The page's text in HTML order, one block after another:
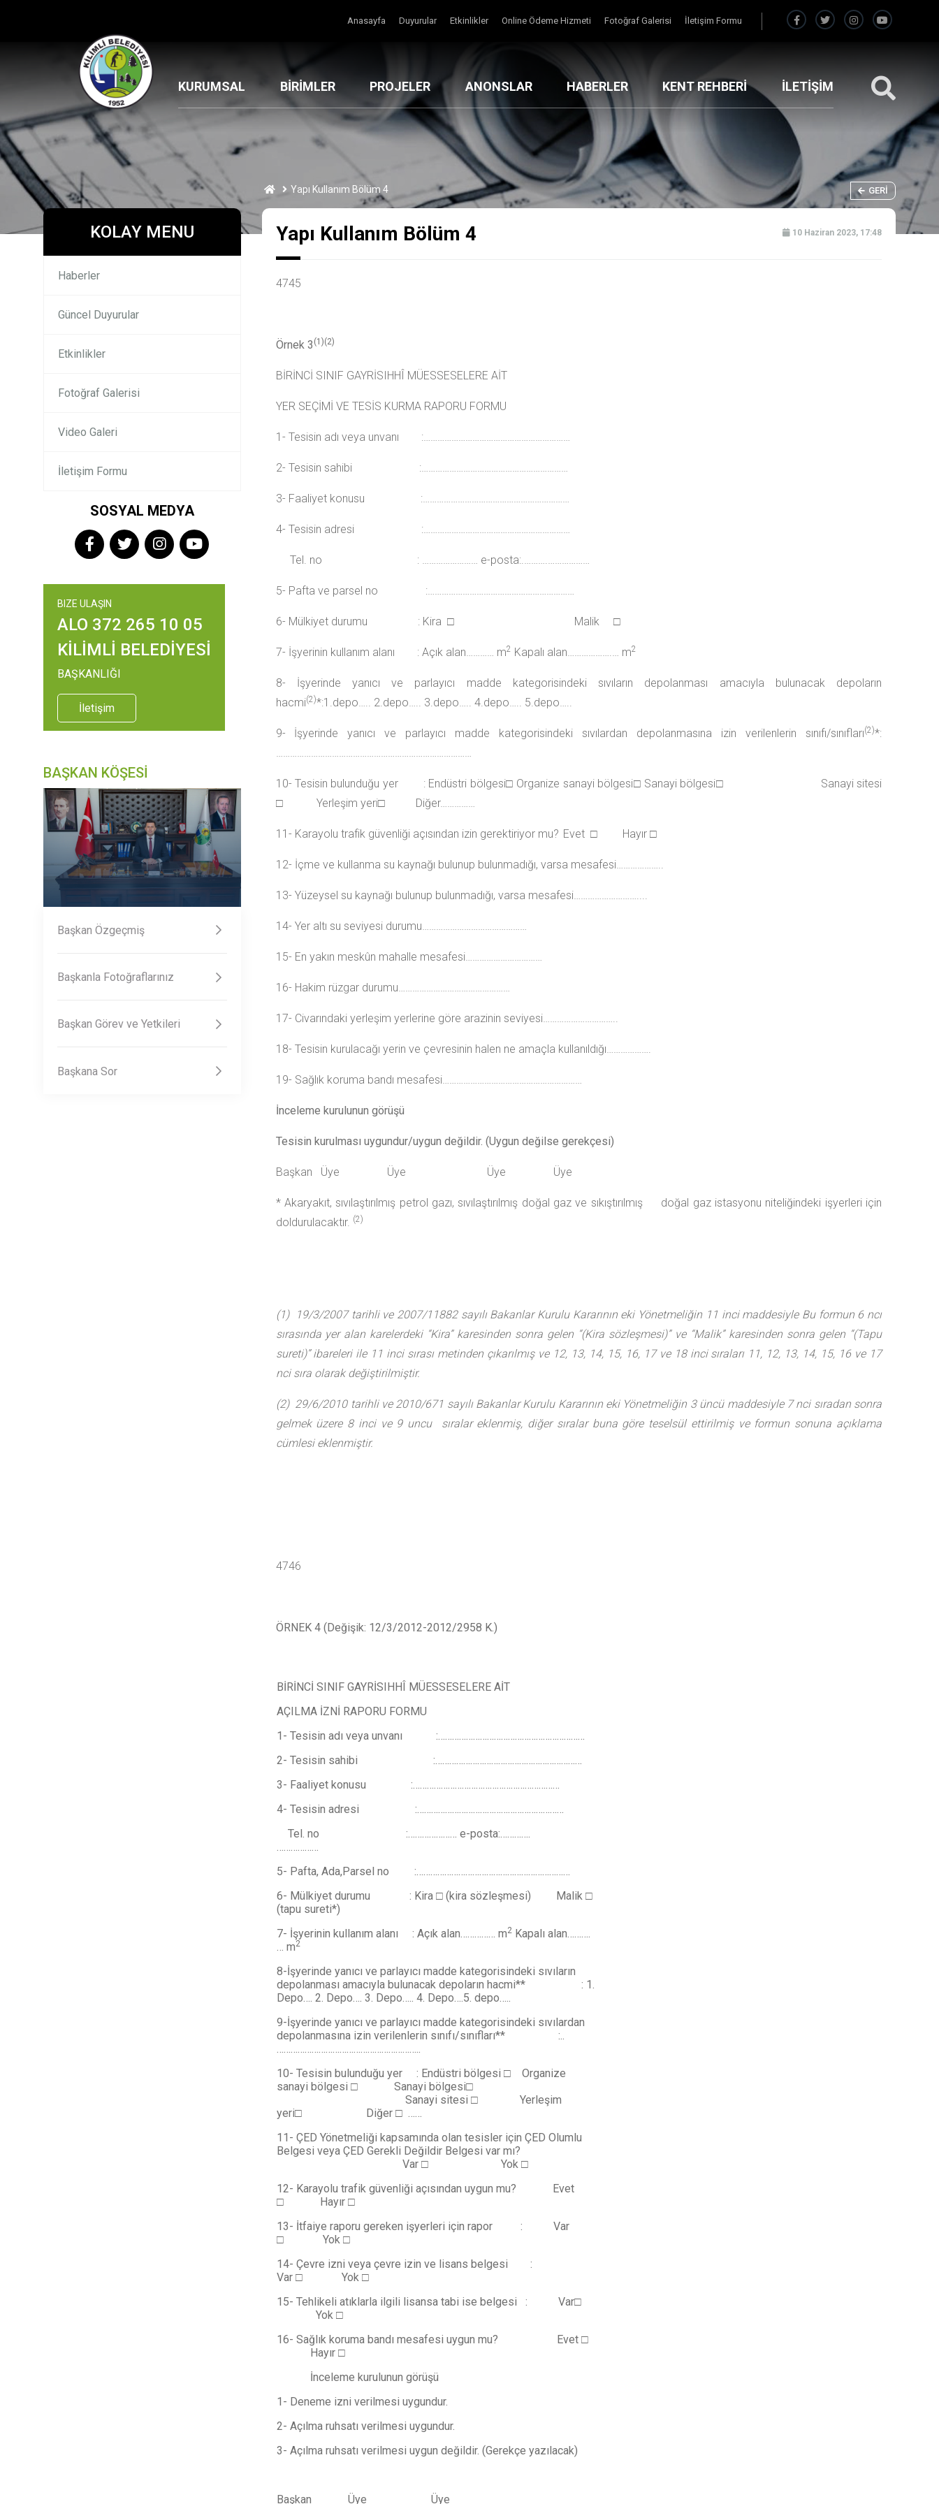
Anasayfa Duyurular Etkinlikler Online Ödeme Hizmeti Fotoğraf Galerisi İletişim Formu
KURUMSAL BİRİMLER PROJELER ANONSLAR HABERLER KENT REHBERİ İLETİŞİM
Yapı Kullanım Bölüm 4 GERI
KOLAY MENU
Haberler
Güncel Duyurular
Etkinlikler
Fotoğraf Galerisi
Video Galeri
İletişim Formu
SOSYAL MEDYA
BIZE ULAŞIN
ALO 372 265 10 05
KİLİMLİ BELEDİYESİ
BAŞKANLIĞI
İletişim
BAŞKAN KÖŞESİ
Başkan Özgeçmiş
Başkanla Fotoğraflarınız
Başkan Görev ve Yetkileri
Başkana Sor
Yapı Kullanım Bölüm 4 10 Haziran 2023, 17:48
4745
Örnek 3 (1)(2)
BİRİNCİ SINIF GAYRİSIHHÎ MÜESSESELERE AİT
YER SEÇİMİ VE TESİS KURMA RAPORU FORMU
1- Tesisin adı veya unvanı :………………………………………………………
2- Tesisin sahibi :………………………………………………………
3- Faaliyet konusu :………………………………………………………
4- Tesisin adresi :………………………………………………………
Tel. no : …………………… e-posta:.……….………………
5- Pafta ve parsel no :………………………………………………………
6- Mülkiyet durumu : Kira □ Malik □
7- İşyerinin kullanım alanı : Açık alan………… m2 Kapalı alan……………….… m2
8- İşyerinde yanıcı ve parlayıcı madde kategorisindeki sıvıların depolanması amacıyla bulunacak depoların
hacmi(2)*:1.depo….. 2.depo….. 3.depo….. 4.depo….. 5.depo…..
9- İşyerinde yanıcı ve parlayıcı madde kategorisindeki sıvılardan depolanmasına izin verilenlerin sınıfı/sınıfları(2)*:
…………………………………………………………………………
10- Tesisin bulunduğu yer : Endüstri bölgesi□ Organize sanayi bölgesi□ Sanayi bölgesi□ Sanayi sitesi
□ Yerleşim yeri□ Diğer……………
11- Karayolu trafik güvenliği açısından izin gerektiriyor mu? Evet □ Hayır □
12- İçme ve kullanma su kaynağı bulunup bulunmadığı, varsa mesafesi………………..
13- Yüzeysel su kaynağı bulunup bulunmadığı, varsa mesafesi………………………....
14- Yer altı su seviyesi durumu………………………………………
15- En yakın meskûn mahalle mesafesi……………………………
16- Hakim rüzgar durumu…………………………………………
17- Civarındaki yerleşim yerlerine göre arazinin seviyesi…………………………..
18- Tesisin kurulacağı yerin ve çevresinin halen ne amaçla kullanıldığı……………….
19- Sağlık koruma bandı mesafesi……………………………………………………
İnceleme kurulunun görüşü
Tesisin kurulması uygundur/uygun değildir. (Uygun değilse gerekçesi)
Başkan Üye Üye Üye Üye
* Akaryakıt, sıvılaştırılmış petrol gazı, sıvılaştırılmış doğal gaz ve sıkıştırılmış doğal gaz istasyonu niteliğindeki işyerleri için
doldurulacaktır. (2)
(1) 19/3/2007 tarihli ve 2007/11882 sayılı Bakanlar Kurulu Kararının eki Yönetmeliğin 11 inci maddesiyle Bu formun 6 ncı
sırasında yer alan karelerdeki “Kira” karesinden sonra gelen “(Kira sözleşmesi)” ve “Malik” karesinden sonra gelen “(Tapu
sureti)” ibareleri ile 11 inci sırası metinden çıkarılmış ve 12, 13, 14, 15, 16, 17 ve 18 inci sıraları 11, 12, 13, 14, 15, 16 ve 17
nci sıra olarak değiştirilmiştir.
(2) 29/6/2010 tarihli ve 2010/671 sayılı Bakanlar Kurulu Kararının eki Yönetmeliğin 3 üncü maddesiyle 7 nci sıradan sonra
gelmek üzere 8 inci ve 9 uncu sıralar eklenmiş, diğer sıralar buna göre teselsül ettirilmiş ve formun sonuna açıklama
cümlesi eklenmiştir.
4746
ÖRNEK 4 (Değişik: 12/3/2012-2012/2958 K.)
BİRİNCİ SINIF GAYRİSIHHÎ MÜESSESELERE AİT
AÇILMA İZNİ RAPORU FORMU
1- Tesisin adı veya unvanı :………………………………………………………
2- Tesisin sahibi :………………………………………………………
3- Faaliyet konusu :………………………………………………………
4- Tesisin adresi :………………………………………………………
Tel. no :………………… e-posta:………….
………………
5- Pafta, Ada,Parsel no :…………………………………………………………
6- Mülkiyet durumu : Kira □ (kira sözleşmesi) Malik □
(tapu sureti*)
7- İşyerinin kullanım alanı : Açık alan…………… m2Kapalı alan……….
… m2
8-İşyerinde yanıcı ve parlayıcı madde kategorisindeki sıvıların
depolanması amacıyla bulunacak depoların hacmi** : 1.
Depo…. 2. Depo…. 3. Depo….. 4. Depo….5. depo…..
9-İşyerinde yanıcı ve parlayıcı madde kategorisindeki sıvılardan
depolanmasına izin verilenlerin sınıfı/sınıfları** :..
……………………………………………………..
10- Tesisin bulunduğu yer : Endüstri bölgesi □ Organize
sanayi bölgesi □ Sanayi bölgesi□
Sanayi sitesi □ Yerleşim
yeri□ Diğer □ ……
11- ÇED Yönetmeliği kapsamında olan tesisler için ÇED Olumlu
Belgesi veya ÇED Gerekli Değildir Belgesi var mı?
Var □ Yok □
12- Karayolu trafik güvenliği açısından uygun mu? Evet
□ Hayır □
13- İtfaiye raporu gereken işyerleri için rapor : Var
□ Yok □
14- Çevre izni veya çevre izin ve lisans belgesi :
Var □ Yok □
15- Tehlikeli atıklarla ilgili lisansa tabi ise belgesi : Var□
Yok □
16- Sağlık koruma bandı mesafesi uygun mu? Evet □
Hayır □
İnceleme kurulunun görüşü
1- Deneme izni verilmesi uygundur.
2- Açılma ruhsatı verilmesi uygundur.
3- Açılma ruhsatı verilmesi uygun değildir. (Gerekçe yazılacak)
Başkan Üye Üye